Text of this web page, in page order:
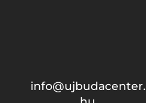
info@ujbudacenter.